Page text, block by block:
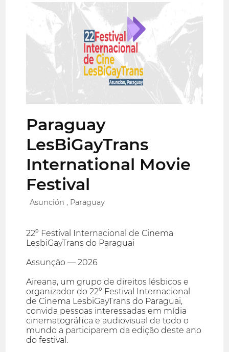
Paraguay
LesBiGayTrans
International Movie
Festival
Asunción , Paraguay
22º Festival Internacional de Cinema
LesbiGayTrans do Paraguai
Assunção — 2026
Aireana, um grupo de direitos lésbicos e
organizador do 22º Festival Internacional
de Cinema LesbiGayTrans do Paraguai,
convida pessoas interessadas em mídia
cinematográfica e audiovisual de todo o
mundo a participarem da edição deste ano
do festival.